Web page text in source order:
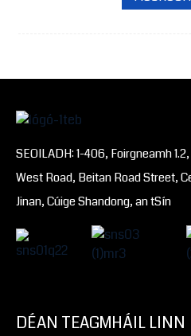
SEOILADH: 1-406, Foirgneamh
West Road, Beitan Road Street,
Jinan, Cúige Shandong, an tSín
DÉAN TEAGMHÁIL LINN